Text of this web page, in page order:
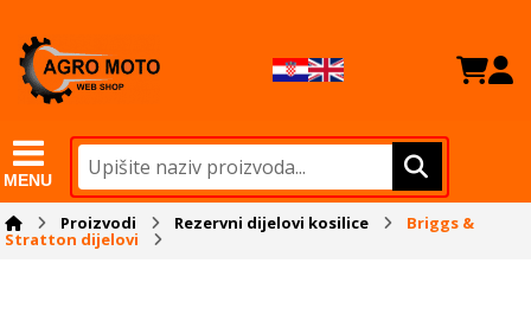
MENU
Proizvodi Rezervni dijelovi kosilice Briggs &
Stratton dijelovi